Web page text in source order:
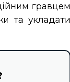
гравцем
та укладати